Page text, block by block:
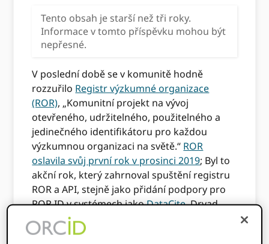
Tento obsah je starší než tři roky.
Informace v tomto příspěvku mohou být
nepřesné.
V poslední době se v komunitě hodně
rozzuřilo Registr výzkumné organizace
(ROR), „Komunitní projekt na vývoj
otevřeného, ​​udržitelného, ​​použitelného a
jedinečného identifikátoru pro každou
výzkumnou organizaci na světě.“ ROR
oslavila svůj první rok v prosinci 2019; Byl to
akční rok, který zahrnoval spuštění registru
ROR a API, stejně jako přidání podpory pro
ROR ID v systémech jakoDataCite, Dryad,
Wikidata a GRID.